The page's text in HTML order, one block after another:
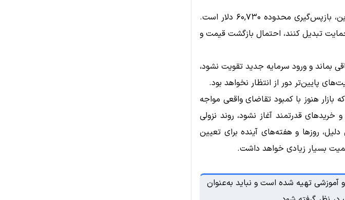
در حال حاضر مهم‌ترین سناریو برای بیت‌کوین، بازپس‌گیری محدوده ۶۰,۷۳۰ دلار است.
حمایت تبدیل کنند، احتمال بازگشت قیمت و
بماند و ورود سرمایه جدید تقویت نشود،
پایین‌تر دور از انتظار نخواهد بود.
هنوز با کمبود تقاضای واقعی مواجه
قدرتمند آغاز نشود، روند نزولی
روزها و هفته‌های آینده برای تعیین
بسیار زیادی خواهد داشت.
تهیه شده است و نباید به‌عنوان